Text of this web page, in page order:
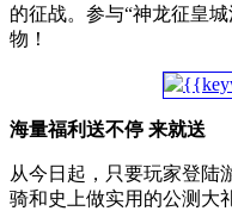
的征战。参与“神龙征皇
物！
海量福利送不停 来就送
从今日起，只要玩家登陆
骑和史上做实用的公测大